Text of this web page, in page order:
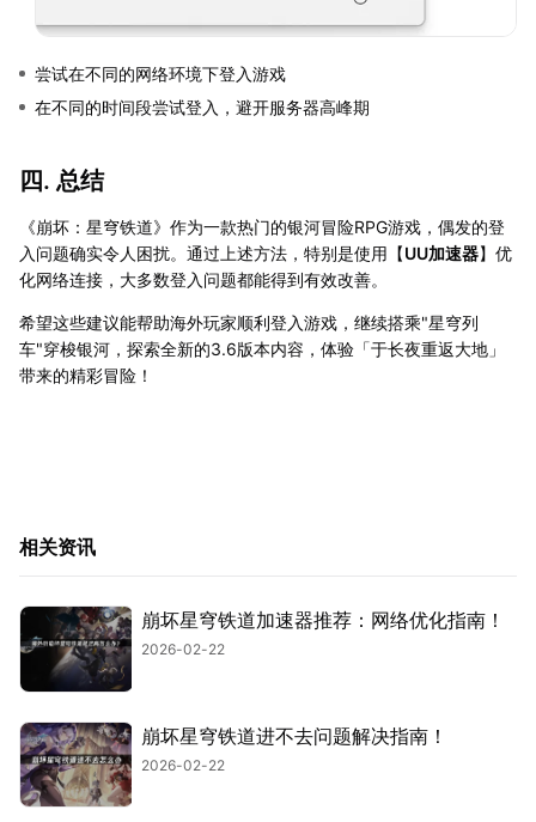
尝试在不同的网络环境下登入游戏
在不同的时间段尝试登入，避开服务器高峰期
四. 总结
《崩坏：星穹铁道》作为一款热门的银河冒险RPG游戏，偶发的登
入问题确实令人困扰。通过上述方法，特别是使用【UU加速器】优
化网络连接，大多数登入问题都能得到有效改善。
希望这些建议能帮助海外玩家顺利登入游戏，继续搭乘"星穹列
车"穿梭银河，探索全新的3.6版本内容，体验「于长夜重返大地」
带来的精彩冒险！
相关资讯
崩坏星穹铁道加速器推荐：网络优化指南！
2026-02-22
崩坏星穹铁道进不去问题解决指南！
2026-02-22